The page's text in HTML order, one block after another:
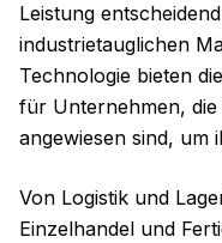
Leistung
industrietauglichen
Technologie bieten
für Unternehmen,
angewiesen sind, um
Von Logistik und
Einzelhandel und